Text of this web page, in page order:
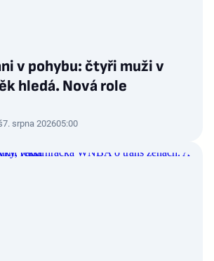
v pohybu: čtyři muži v
hledá. Nová role
7. srpna 202605:00